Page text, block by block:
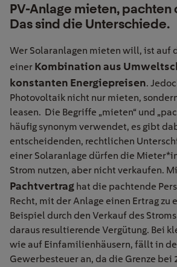
PV-Anlage mieten, pachten
Das sind die Unterschiede.
Wer Solaranlagen mieten will, ist auf
einer Kombination aus
konstanten Energiepreisen.
Photovoltaik nicht nur mieten,
leasen. Die Begriffe „mieten“ und
häufig synonym verwendet, es gibt
entscheidenden, rechtlichen
einer Solaranlage dürfen die
Strom nutzen, aber nicht verkaufen.
Pachtvertrag hat die pachtende
Recht, mit der Anlage einen Ertrag zu
Beispiel durch den Verkauf des
daraus resultierende Vergütung. Bei
wie auf Einfamilienhäusern, fällt in
Gewerbesteuer an, da die Grenze bei